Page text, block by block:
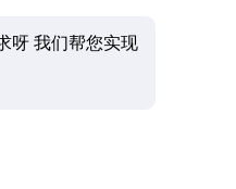
呀 我们帮您实现